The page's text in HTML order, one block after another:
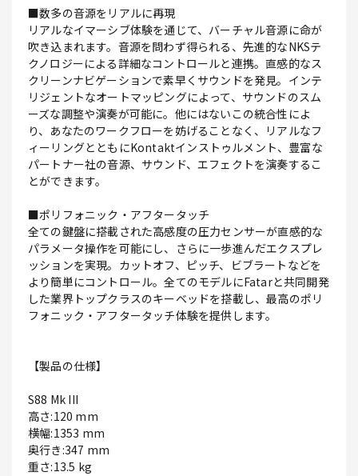
■数多の音源をリアルに再現
リアルなイマーシブ体験を通じて、バーチャル音源に命が
吹き込まれます。音源を問わず得られる、先進的なNKSテ
クノロジーによる詳細なコントロールと連携。直感的なス
クリーンナビゲーションで素早くサウンドを発見。インテ
リジェントなオートマッピングによって、サウンドのスム
ーズな調整や演奏が可能に。他にはないこの統合性によ
り、あなたのワークフローを妨げることなく、リアルなフ
ィーリングとともにKontaktインストゥルメント、豊富な
パートナー社の音源、サウンド、エフェクトを演奏するこ
とができます。
■ポリフォニック・アフタータッチ
全ての鍵盤に搭載された高感度の圧力センサーが直感的な
パラメータ操作を可能にし、さらに一歩進んだエクスプレ
ッションを実現。カットオフ、ピッチ、ビブラートなどを
より簡単にコントロール。全てのモデルにFatarと共同開発
した業界トップクラスのキーベッドを搭載し、最高のポリ
フォニック・アフタータッチ体験を提供します。
【製品の仕様】
S88 Mk III
高さ:120 mm
横幅:1353 mm
奥行き:347 mm
重さ:13.5 kg